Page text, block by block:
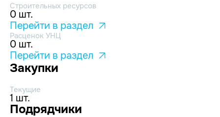
Строительных ресурсов
0 шт.
Перейти в раздел
Расценок УНЦ
0 шт.
Перейти в раздел
Закупки
Текущие
1 шт.
Подрядчики